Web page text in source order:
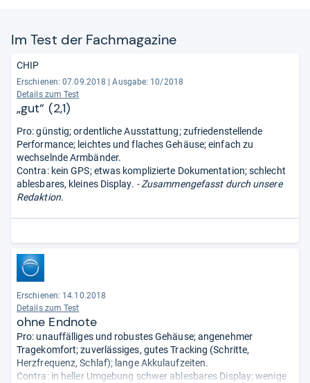
Im Test der Fach­ma­ga­zine
CHIP
Erschienen: 07.09.2018
Ausgabe: 10/2018
Details zum Test
„gut“ (2,1)
Pro: günstig; ordentliche Ausstattung; zufriedenstellende
Performance; leichtes und flaches Gehäuse; einfach zu
wechselnde Armbänder.
Contra: kein GPS; etwas komplizierte Dokumentation; schlecht
ablesbares, kleines Display. - Zusammengefasst durch unsere
Redaktion.
Erschienen: 14.10.2018
Details zum Test
ohne Endnote
Pro: unauffälliges und robustes Gehäuse; angenehmer
Tragekomfort; zuverlässiges, gutes Tracking (Schritte,
Herzfrequenz, Schlaf); lange Akkulaufzeiten.
Contra: in heller Umgebung schwer ablesbares Display; wenige